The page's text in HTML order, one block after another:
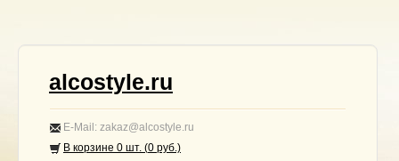
alcostyle.ru
E-Mail: zakaz@alcostyle.ru
В корзине 0 шт. (0 руб.)